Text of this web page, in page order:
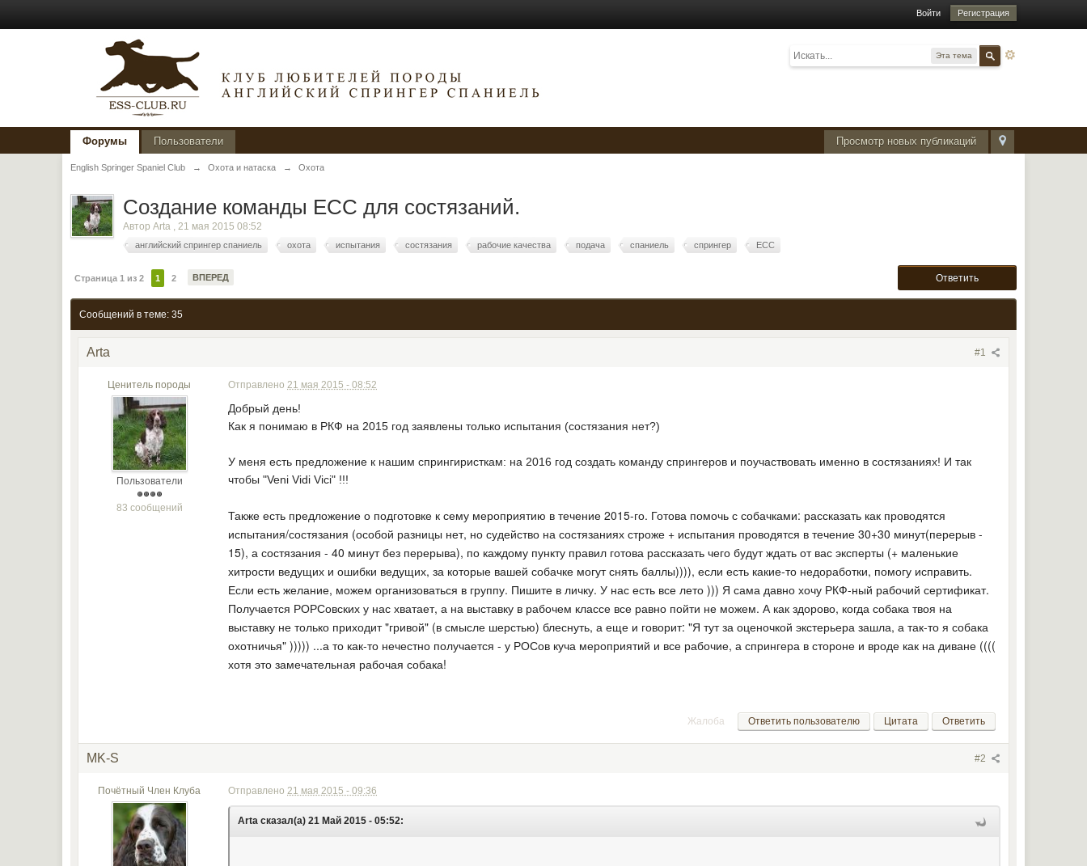
Войти Регистрация
Эта тема
Просмотр новых публикаций
Форумы Пользователи
English Springer Spaniel Club → Охота и натаска → Охота
Создание команды ЕСС для состязаний.
АвторArta ,21 мая 2015 08:52
английский спрингер спаниель охота испытания состязания рабочие качества подача спаниель спрингер ЕСС
Страница 1 из 2 1 2 ВПЕРЕД Ответить
Сообщений в теме: 35
#1
Arta
Ценитель породы
Пользователи
83 сообщений
Отправлено21 мая 2015 - 08:52
Добрый день!
Как я понимаю в РКФ на 2015 год заявлены только испытания (состязания нет?)
У меня есть предложение к нашим спрингиристкам: на 2016 год создать команду спрингеров и поучаствовать именно в состязаниях! И так
чтобы "Veni Vidi Vici" !!!
Также есть предложение о подготовке к сему мероприятию в течение 2015-го. Готова помочь с собачками: рассказать как проводятся
испытания/состязания (особой разницы нет, но судейство на состязаниях строже + испытания проводятся в течение 30+30 минут(перерыв -
15), а состязания - 40 минут без перерыва), по каждому пункту правил готова рассказать чего будут ждать от вас эксперты (+ маленькие
хитрости ведущих и ошибки ведущих, за которые вашей собачке могут снять баллы)))), если есть какие-то недоработки, помогу исправить.
Если есть желание, можем организоваться в группу. Пишите в личку. У нас есть все лето ))) Я сама давно хочу РКФ-ный рабочий сертификат.
Получается РОРСовских у нас хватает, а на выставку в рабочем классе все равно пойти не можем. А как здорово, когда собака твоя на
выставку не только приходит "гривой" (в смысле шерстью) блеснуть, а еще и говорит: "Я тут за оценочкой экстерьера зашла, а так-то я собака
охотничья" ))))) ...а то как-то нечестно получается - у РОСов куча мероприятий и все рабочие, а спрингера в стороне и вроде как на диване ((((
хотя это замечательная рабочая собака!
Ответить
Цитата
Ответить пользователю
Жалоба
#2
MK-S
Почётный Член Клуба Отправлено21 мая 2015 - 09:36
Arta сказал(а) 21 Май 2015 - 05:52: